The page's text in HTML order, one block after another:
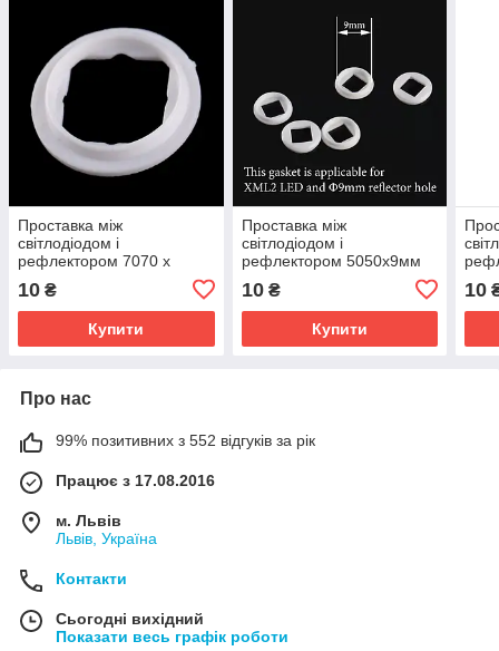
Проставка між
світлодіодом і
рефлектором 7070 х
10 ₴
Купити
Проставка між
світлодіодом і
рефлектором 5050х9мм
10₴
Купити
10
Про нас
99% позитивних з 552 відгуків за рік
Працює з 17.08.2016
м. Львів
Львів, Україна
Контакти
Сьогодні вихідний
Показати весь графік роботи